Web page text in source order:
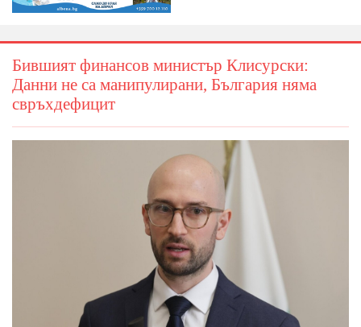
Бившият финансов министър Клисурски:
Данни не са манипулирани, България няма
свръхдефицит